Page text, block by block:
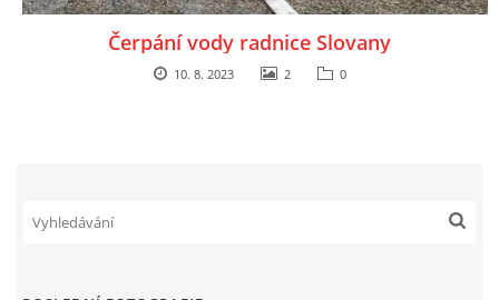
Čerpání vody radnice Slovany
10. 8. 2023 2 0